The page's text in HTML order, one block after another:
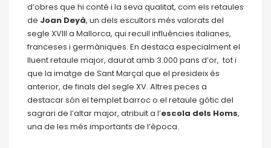
d’obres que hi conté i la seva qualitat, com els retaules
de Joan Deyà, un dels escultors més valorats del
segle XVIII a Mallorca, qui recull influències italianes,
franceses i germàniques. En destaca especialment el
lluent retaule major, daurat amb 3.000 pans d’or, tot i
que la imatge de Sant Marçal que el presideix és
anterior, de finals del segle XV. Altres peces a
destacar són el templet barroc o el retaule gòtic del
sagrari de l’altar major, atribuït a l’escola dels Homs,
una de les més importants de l’època.